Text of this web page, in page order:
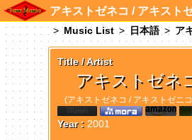
アキストゼネコ / アキスト
Music List 日本語 ア
Title / Artist
アキストゼネ
(アキストゼネコ / アキストゼニ
Year : 2001